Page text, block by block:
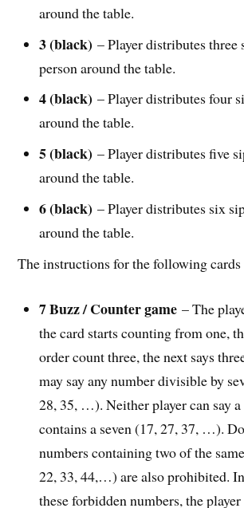
around the table.
3 (black) – Player distributes three
person around the table.
4 (black) – Player distributes four
around the table.
5 (black) – Player distributes five
around the table.
6 (black) – Player distributes six
around the table.
The instructions for the following cards
7 Buzz / Counter game– The
the card starts counting from one,
order count three, the next says
may say any number divisible by
28, 35, …). Neither player can say
contains a seven (17, 27, 37, …).
numbers containing two of the
22, 33, 44,…) are also prohibited.
these forbidden numbers, the player